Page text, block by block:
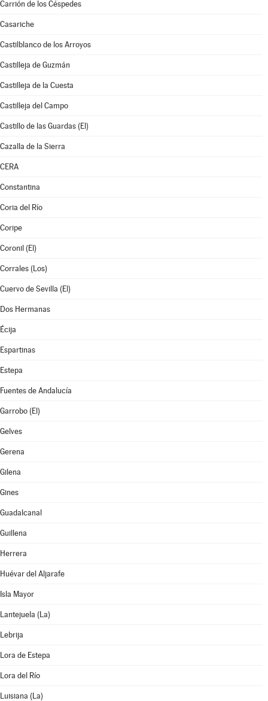
Carrión de los Céspedes
Casariche
Castilblanco de los Arroyos
Castilleja de Guzmán
Castilleja de la Cuesta
Castilleja del Campo
Castillo de las Guardas (El)
Cazalla de la Sierra
CERA
Constantina
Coria del Río
Coripe
Coronil (El)
Corrales (Los)
Cuervo de Sevilla (El)
Dos Hermanas
Écija
Espartinas
Estepa
Fuentes de Andalucía
Garrobo (El)
Gelves
Gerena
Gilena
Gines
Guadalcanal
Guillena
Herrera
Huévar del Aljarafe
Isla Mayor
Lantejuela (La)
Lebrija
Lora de Estepa
Lora del Río
Luisiana (La)